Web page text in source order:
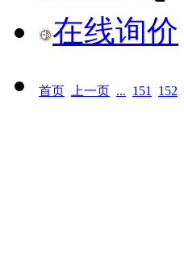
在线询价
首页 上一页 ... 151 152